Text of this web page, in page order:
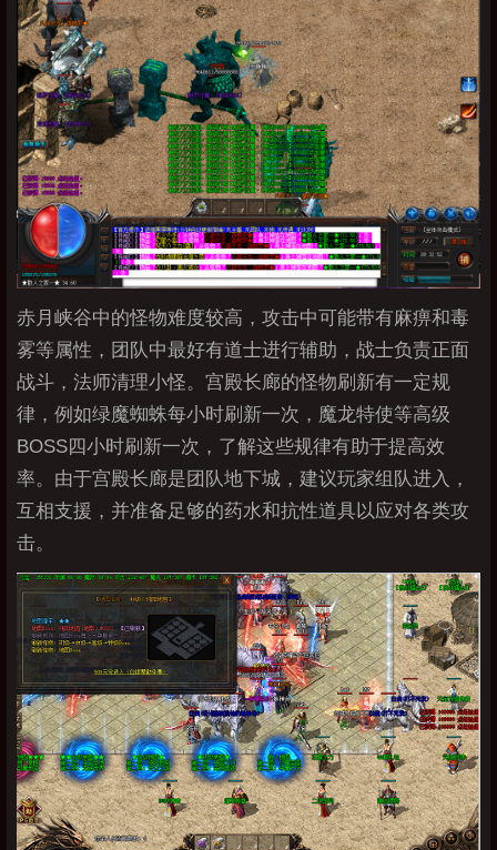
赤月峡谷中的怪物难度较高，攻击中可能带有麻痹和毒
雾等属性，团队中最好有道士进行辅助，战士负责正面
战斗，法师清理小怪。宫殿长廊的怪物刷新有一定规
律，例如绿魔蜘蛛每小时刷新一次，魔龙特使等高级
BOSS四小时刷新一次，了解这些规律有助于提高效
率。由于宫殿长廊是团队地下城，建议玩家组队进入，
互相支援，并准备足够的药水和抗性道具以应对各类攻
击。